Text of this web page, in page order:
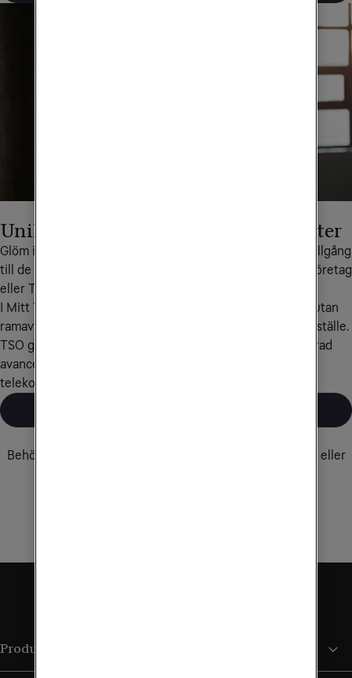
Unikt användbara självservicetjänster
Glöm inte att du som kund hos Tele2 Företag också har tillgång
till de tidsbesparande självservicetjänsterna Mitt Tele2 Företag
eller Tele2 Service Online (TSO).
I Mitt Tele2 Företag, som är anpassat för mindre företag utan
ramavtal, hanterar du alla företagets abonnemang på ett ställe.
TSO ger istället dig som är ramavtalskund tillgång till en rad
avancerade funktioner för administration av företagets
telekomtjänster i realtid.
Behöver du hjälp eller rådgivning? Kontakta oss via mejl eller
Produkter och tjänster